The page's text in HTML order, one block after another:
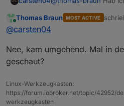
erfolgreich. Musstest
Online
Thomas Braun MOST ACTIVE
@carsten04
Nee, kam umgehend. Mal in
geschaut?
Linux-Werkzeugkasten:
https://forum.iobroker.net/topic/42952/
werkzeugkasten